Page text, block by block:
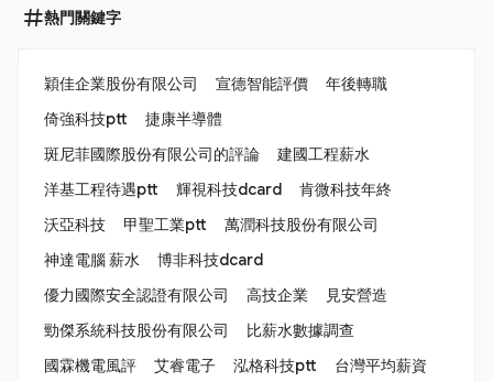
熱門關鍵字
穎佳企業股份有限公司 宣德智能評價
年後轉職
倚強科技ptt
捷康半導體
斑尼菲國際股份有限公司的評論
建國工程薪水
洋基工程待遇ptt
輝視科技dcard
肯微科技年終
沃亞科技
甲聖工業ptt
萬潤科技股份有限公司
神達電腦 薪水
博非科技dcard
優力國際安全認證有限公司
高技企業
見安營造
勁傑系統科技股份有限公司
比薪水數據調查
國霖機電風評
艾睿電子 泓格科技ptt
台灣平均薪資